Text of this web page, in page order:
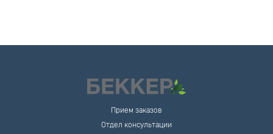
Прием заказов
Отдел консультации